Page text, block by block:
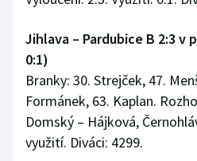
Jihlava – Pardubice B 2:3 v
0:1)
Branky: 30. Strejček, 47.
Formánek, 63. Kaplan.
Domský – Hájková,
využití. Diváci: 4299.